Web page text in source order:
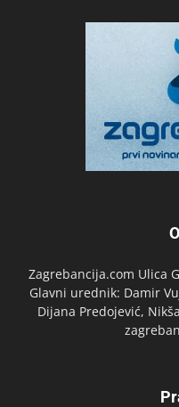
Zagrebancija.com Ulica
Glavni urednik: Damir
Dijana Predojević,